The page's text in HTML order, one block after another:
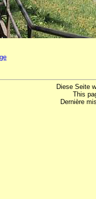
Diese Seite
This
Dernière